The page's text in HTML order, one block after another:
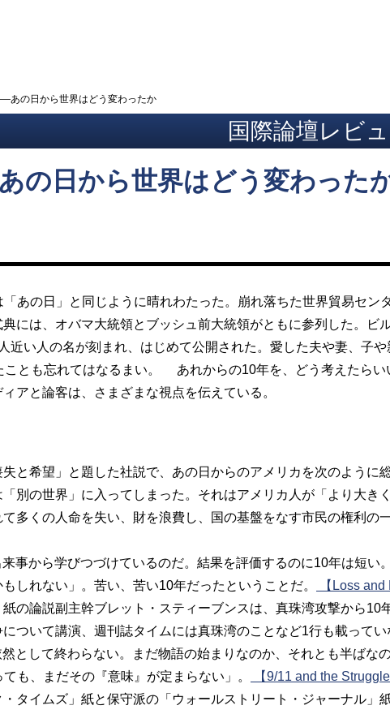
あの日から世界はどう変わったか
国際論壇レビ
の日から世界はどう変わった
あの日」と同じように晴れわたった。崩れ落ちた世界貿易セン
には、オバマ大統領とブッシュ前大統領がともに参列した。ビ
近い人の名が刻まれ、はじめて公開された。愛した夫や妻、子
とも忘れてはなるまい。 あれからの10年を、どう考えたらい
アと論客は、さまざまな視点を伝えている。
と希望」と題した社説で、あの日からのアメリカを次のように
別の世界」に入ってしまった。それはアメリカ人が「より大き
多くの人命を失い、財を浪費し、国の基盤をなす市民の権利
事から学びつづけているのだ。結果を評価するのに10年は短
しれない」。苦い、苦い10年だったということだ。
【Loss and
紙の論説副主幹ブレット・スティーブンスは、真珠湾攻撃から
ついて講演、週刊誌タイムには真珠湾のことなど1行も載って
として終わらない。まだ物語の始まりなのか、それとも半ば
も、まだその『意味』が定まらない」。
【9/11 and the
タイムズ」紙と保守派の「ウォールストリート・ジャーナル